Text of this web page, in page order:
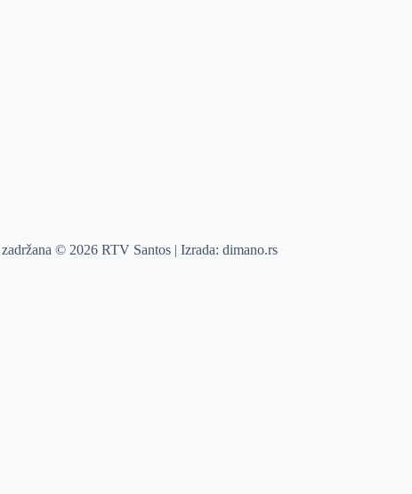
zadržana © 2026 RTV Santos | Izrada:dimano.rs